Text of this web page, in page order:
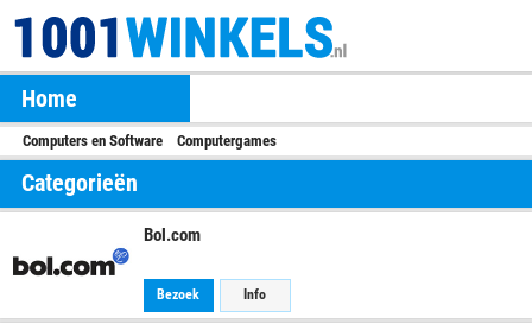
Home
Computers en Software Computergames
Categorieën
Bol.com
Bezoek Info